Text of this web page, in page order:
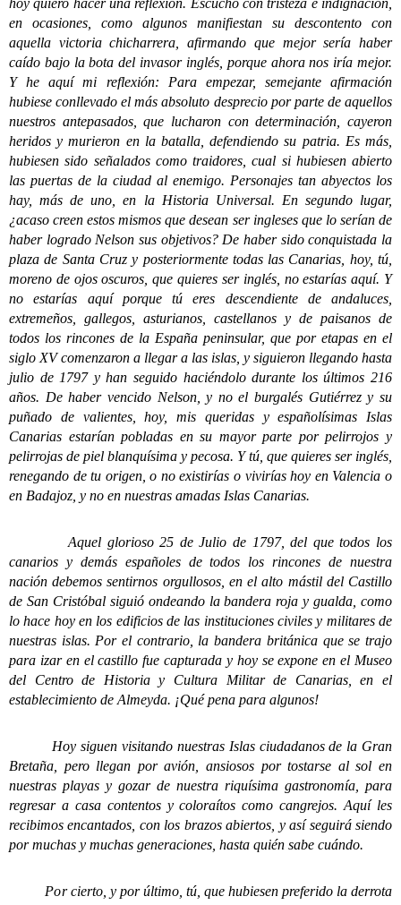
hoy quiero hacer una reflexión. Escucho con tristeza e indignación,
en ocasiones, como algunos manifiestan su descontento con
aquella victoria chicharrera, afirmando que mejor sería haber
caído bajo la bota del invasor inglés, porque ahora nos iría mejor.
Y he aquí mi reflexión: Para empezar, semejante afirmación
hubiese conllevado el más absoluto desprecio por parte de aquellos
nuestros antepasados, que lucharon con determinación, cayeron
heridos y murieron en la batalla, defendiendo su patria. Es más,
hubiesen sido señalados como traidores, cual si hubiesen abierto
las puertas de la ciudad al enemigo. Personajes tan abyectos los
hay, más de uno, en la Historia Universal. En segundo lugar,
¿acaso creen estos mismos que desean ser ingleses que lo serían de
haber logrado Nelson sus objetivos? De haber sido conquistada la
plaza de Santa Cruz y posteriormente todas las Canarias, hoy, tú,
moreno de ojos oscuros, que quieres ser inglés, no estarías aquí. Y
no estarías aquí porque tú eres descendiente de andaluces,
extremeños, gallegos, asturianos, castellanos y de paisanos de
todos los rincones de la España peninsular, que por etapas en el
siglo XV comenzaron a llegar a las islas, y siguieron llegando hasta
julio de 1797 y han seguido haciéndolo durante los últimos 216
años. De haber vencido Nelson, y no el burgalés Gutiérrez y su
puñado de valientes, hoy, mis queridas y españolísimas Islas
Canarias estarían pobladas en su mayor parte por pelirrojos y
pelirrojas de piel blanquísima y pecosa. Y tú, que quieres ser inglés,
renegando de tu origen, o no existirías o vivirías hoy en Valencia o
en Badajoz, y no en nuestras amadas Islas Canarias.
Aquel glorioso 25 de Julio de 1797, del que todos los
canarios y demás españoles de todos los rincones de nuestra
nación debemos sentirnos orgullosos, en el alto mástil del Castillo
de San Cristóbal siguió ondeando la bandera roja y gualda, como
lo hace hoy en los edificios de las instituciones civiles y militares de
nuestras islas. Por el contrario, la bandera británica que se trajo
para izar en el castillo fue capturada y hoy se expone en el Museo
del Centro de Historia y Cultura Militar de Canarias, en el
establecimiento de Almeyda. ¡Qué pena para algunos!
Hoy siguen visitando nuestras Islas ciudadanos de la Gran
Bretaña, pero llegan por avión, ansiosos por tostarse al sol en
nuestras playas y gozar de nuestra riquísima gastronomía, para
regresar a casa contentos y coloraítos como cangrejos. Aquí les
recibimos encantados, con los brazos abiertos, y así seguirá siendo
por muchas y muchas generaciones, hasta quién sabe cuándo.
Por cierto, y por último, tú, que hubiesen preferido la derrota